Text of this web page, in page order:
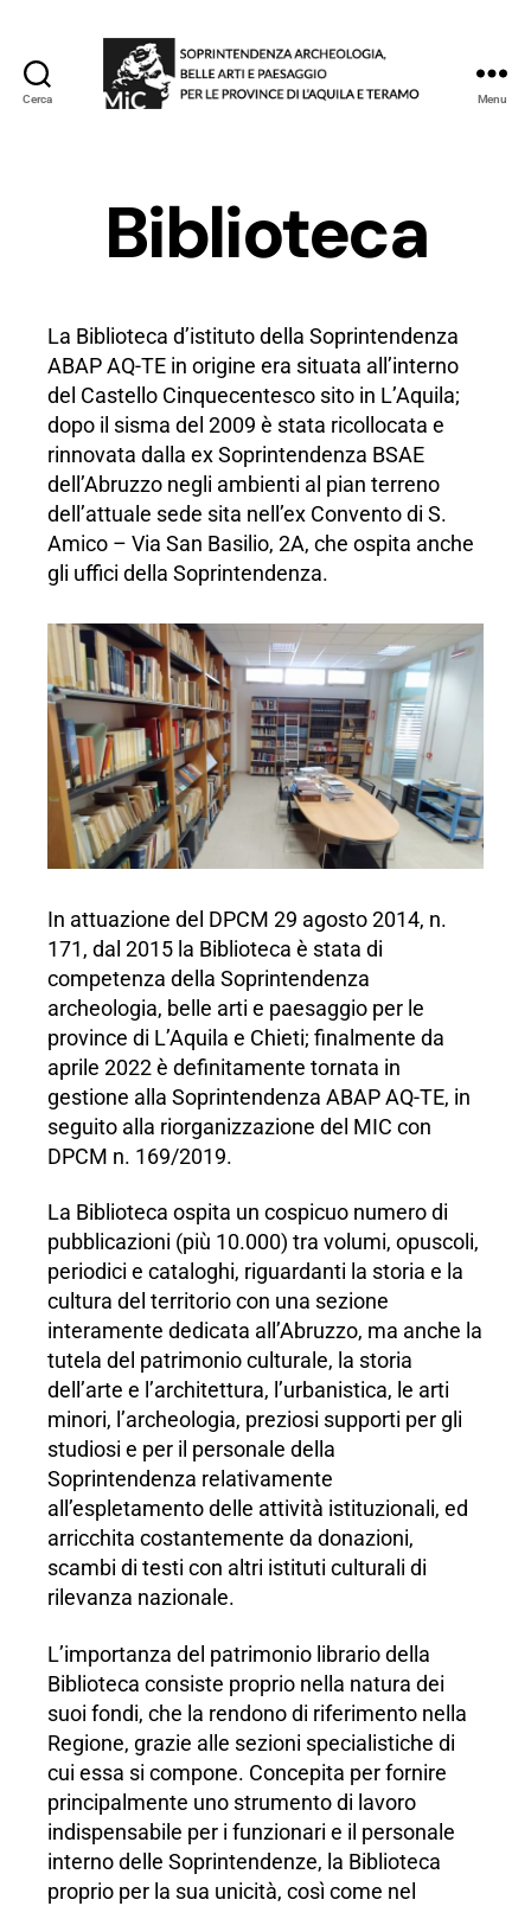
Cerca
e
paesaggio
province
L'Aquila
e
Teramo
Menu
Biblioteca
La Biblioteca d’istituto della Soprintendenza
ABAP AQ-TE in origine era situata all’interno
del Castello Cinquecentesco sito in L’Aquila;
dopo il sisma del 2009 è stata ricollocata e
rinnovata dalla ex Soprintendenza BSAE
dell’Abruzzo negli ambienti al pian terreno
dell’attuale sede sita nell’ex Convento di S.
Amico – Via San Basilio, 2A, che ospita anche
gli uffici della Soprintendenza.
In attuazione del DPCM 29 agosto 2014, n.
171, dal 2015 la Biblioteca è stata di
competenza della Soprintendenza
archeologia, belle arti e paesaggio per le
province di L’Aquila e Chieti; finalmente da
aprile 2022 è definitamente tornata in
gestione alla Soprintendenza ABAP AQ-TE, in
seguito alla riorganizzazione del MIC con
DPCM n. 169/2019.
La Biblioteca ospita un cospicuo numero di
pubblicazioni (più 10.000) tra volumi, opuscoli,
periodici e cataloghi, riguardanti la storia e la
cultura del territorio con una sezione
interamente dedicata all’Abruzzo, ma anche la
tutela del patrimonio culturale, la storia
dell’arte e l’architettura, l’urbanistica, le arti
minori, l’archeologia, preziosi supporti per gli
studiosi e per il personale della
Soprintendenza relativamente
all’espletamento delle attività istituzionali, ed
arricchita costantemente da donazioni,
scambi di testi con altri istituti culturali di
rilevanza nazionale.
L’importanza del patrimonio librario della
Biblioteca consiste proprio nella natura dei
suoi fondi, che la rendono di riferimento nella
Regione, grazie alle sezioni specialistiche di
cui essa si compone. Concepita per fornire
principalmente uno strumento di lavoro
indispensabile per i funzionari e il personale
interno delle Soprintendenze, la Biblioteca
proprio per la sua unicità, così come nel